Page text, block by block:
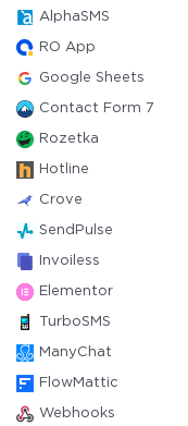
AlphaSMS
RO App
Google Sheets
Contact Form 7
Rozetka
Hotline
Crove
SendPulse
Invoiless
Elementor
TurboSMS
ManyChat
FlowMattic
Webhooks